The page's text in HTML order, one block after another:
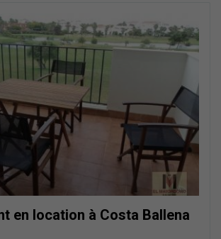
en location à Costa Ballena